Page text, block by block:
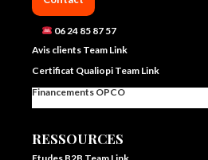
06 24 85 87 57
Avis clients Team Link
Certificat Qualiopi Team Link
Financements OPCO
RESSOURCES